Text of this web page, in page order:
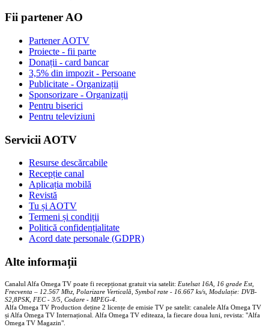
Fii partener AO
Partener AOTV
Proiecte - fii parte
Donații - card bancar
3,5% din impozit - Persoane
Publicitate - Organizații
Sponsorizare - Organizații
Pentru biserici
Pentru televiziuni
Servicii AOTV
Resurse descărcabile
Recepție canal
Aplicația mobilă
Revistă
Tu și AOTV
Termeni și condiții
Politică confidențialitate
Acord date personale (GDPR)
Alte informații
Canalul Alfa Omega TV poate fi recepționat gratuit via satelit: Eutelsat 16A, 16 grade Est,
Frecventa – 12.567 Mhz, Polarizare Verticală, Symbol rate - 16.667 ks/s, Modulație: DVB-
S2,8PSK, FEC - 3/5, Codare - MPEG-4
Alfa Omega TV Production deține 2 licențe de emisie TV pe satelit: canalele Alfa Omega TV
și Alfa Omega TV Internațional. Alfa Omega TV editeaza, la fiecare doua luni, revista: "Alfa
Omega TV Magazin".